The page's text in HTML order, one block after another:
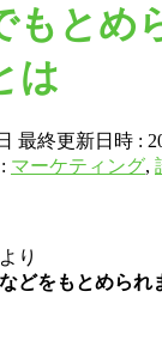
もとめ
は
最終更新日時 :
マーケティング,
り
どをもとめられ